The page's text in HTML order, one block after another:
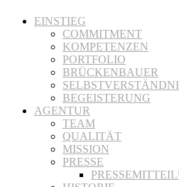
EINSTIEG
COMMITMENT
KOMPETENZEN
PORTFOLIO
BRÜCKENBAUER
BEGEISTERUNG
AGENTUR
TEAM
QUALITÄT
MISSION
PRESSE